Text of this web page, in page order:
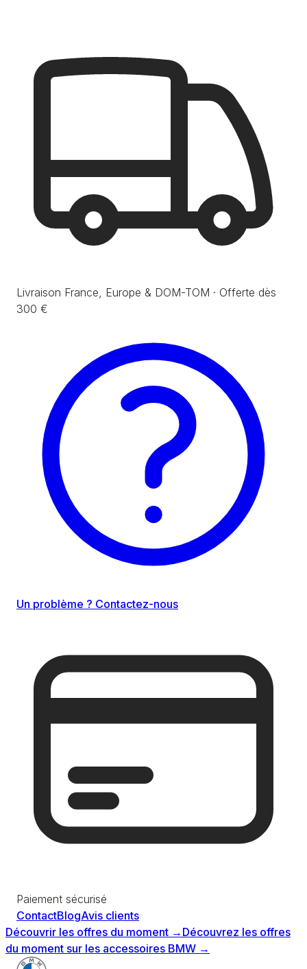
Livraison France, Europe & DOM-TOM · Offerte dès
300 €
Un problème ? Contactez-nous
Paiement sécurisé
ContactBlogAvis clients
Découvrir les offres du moment → Découvrez les offres
du moment sur les accessoires BMW →